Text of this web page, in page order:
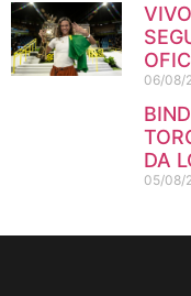
06/08/
DA
05/08/